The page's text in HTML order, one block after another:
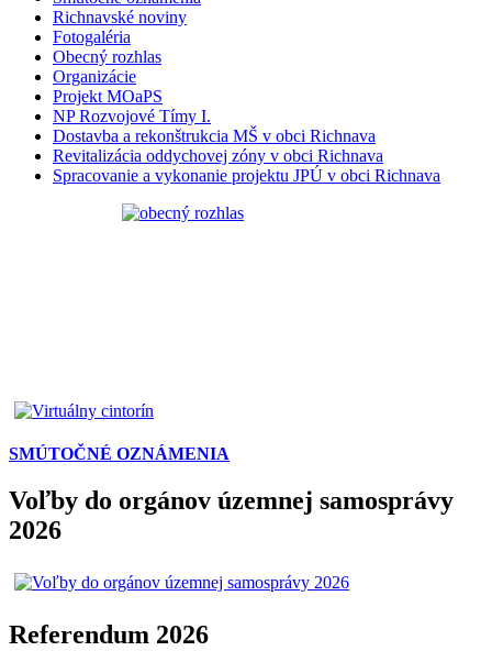
Richnavské noviny
Fotogaléria
Obecný rozhlas
Organizácie
Projekt MOaPS
NP Rozvojové Tímy I.
Dostavba a rekonštrukcia MŠ v obci Richnava
Revitalizácia oddychovej zóny v obci Richnava
Spracovanie a vykonanie projektu JPÚ v obci Richnava
SMÚTOČNÉ OZNÁMENIA
Voľby do orgánov územnej samosprávy
2026
Referendum 2026